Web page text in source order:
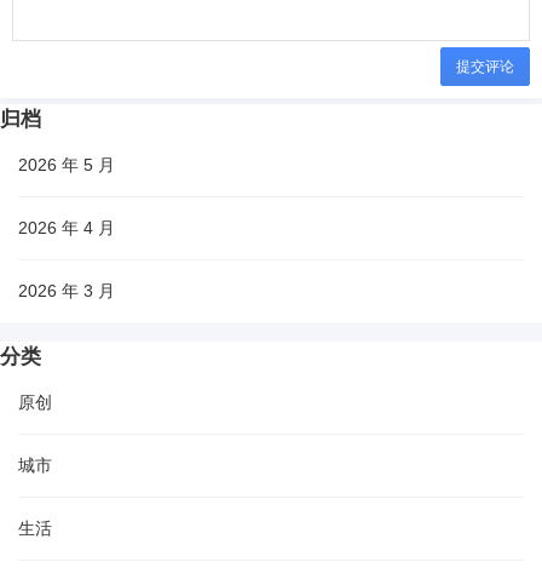
提交评论
归档
2026 年 5 月
2026 年 4 月
2026 年 3 月
分类
原创
城市
生活